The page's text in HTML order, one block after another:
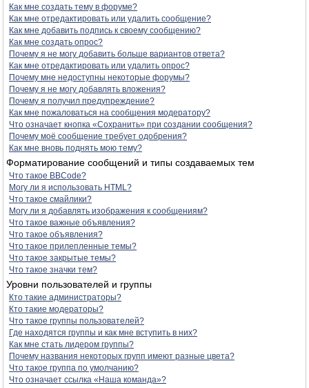
Как мне создать тему в форуме?
Как мне отредактировать или удалить сообщение?
Как мне добавить подпись к своему сообщению?
Как мне создать опрос?
Почему я не могу добавить больше вариантов ответа?
Как мне отредактировать или удалить опрос?
Почему мне недоступны некоторые форумы?
Почему я не могу добавлять вложения?
Почему я получил предупреждение?
Как мне пожаловаться на сообщения модератору?
Что означает кнопка «Сохранить» при создании сообщения?
Почему моё сообщение требует одобрения?
Как мне вновь поднять мою тему?
Форматирование сообщений и типы создаваемых тем
Что такое BBCode?
Могу ли я использовать HTML?
Что такое смайлики?
Могу ли я добавлять изображения к сообщениям?
Что такое важные объявления?
Что такое объявления?
Что такое прилепленные темы?
Что такое закрытые темы?
Что такое значки тем?
Уровни пользователей и группы
Кто такие администраторы?
Кто такие модераторы?
Что такое группы пользователей?
Где находятся группы и как мне вступить в них?
Как мне стать лидером группы?
Почему названия некоторых групп имеют разные цвета?
Что такое группа по умолчанию?
Что означает ссылка «Наша команда»?